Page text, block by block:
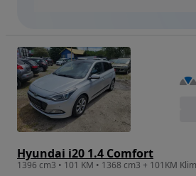
Hyundai i20 1.4 Comfort